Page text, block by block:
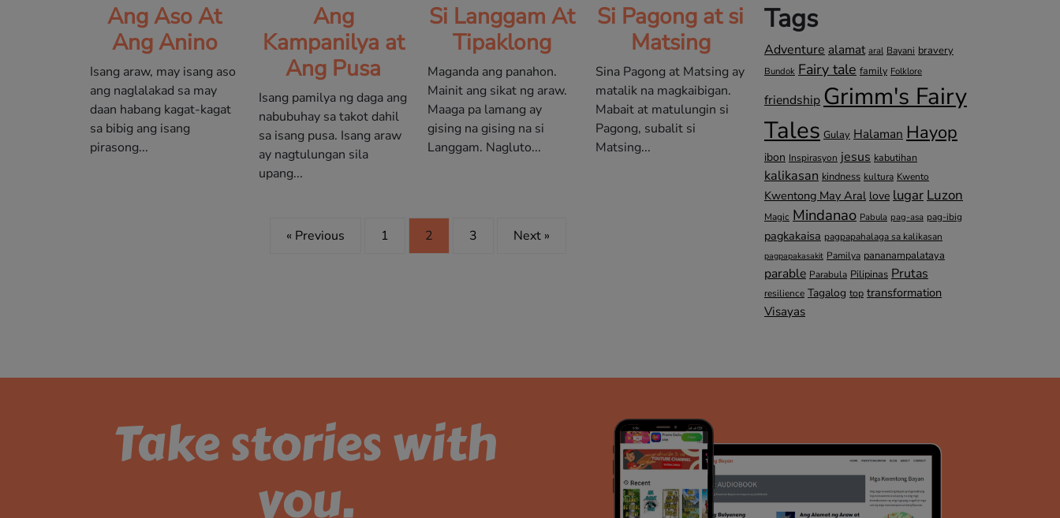
Ang Aso At
Ang Anino
Isang araw, may isang aso
ang naglalakad sa may
daan habang kagat-kagat
sa bibig ang isang
pirasong...
Ang
Kampanilya at
Ang Pusa
Isang pamilya ng daga ang
nabubuhay sa takot dahil
sa isang pusa. Isang araw
ay nagtulungan sila
upang...
Si Langgam At
Tipaklong
Maganda ang panahon.
Mainit ang sikat ng araw.
Maaga pa lamang ay
gising na gising na si
Langgam. Nagluto...
Si Pagong at si
Matsing
Sina Pagong at Matsing ay
matalik na magkaibigan.
Mabait at matulungin si
Pagong, subalit si
Matsing...
« Previous 1 2 3 Next »
Tags
Adventure alamat aral Bayani bravery
Bundok Fairy tale family Folklore
friendship Grimm's Fairy
Tales Gulay Halaman Hayop
ibon Inspirasyon jesus kabutihan
kalikasan kindness kultura Kwento
Kwentong May Aral love lugar Luzon
Magic Mindanao Pabula pag-asa pag-ibig
pagkakaisa pagpapahalaga sa kalikasan
pagpapakasakit Pamilya pananampalataya
parable Parabula Pilipinas Prutas
resilience Tagalog top transformation
Visayas
Take stories with
you.